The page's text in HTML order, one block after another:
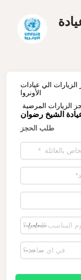
الي عيادات
الأونروا
الزيارات المرضية
الشيخ رضوان
طلب الحجز